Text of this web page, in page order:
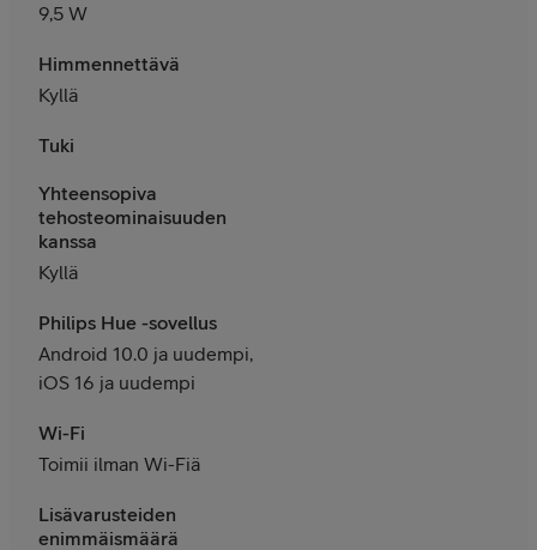
9,5 W
Himmennettävä
Kyllä
Tuki
Yhteensopiva
tehosteominaisuuden
kanssa
Kyllä
Philips Hue -sovellus
Android 10.0 ja uudempi,
iOS 16 ja uudempi
Wi-Fi
Toimii ilman Wi-Fiä
Lisävarusteiden
enimmäismäärä